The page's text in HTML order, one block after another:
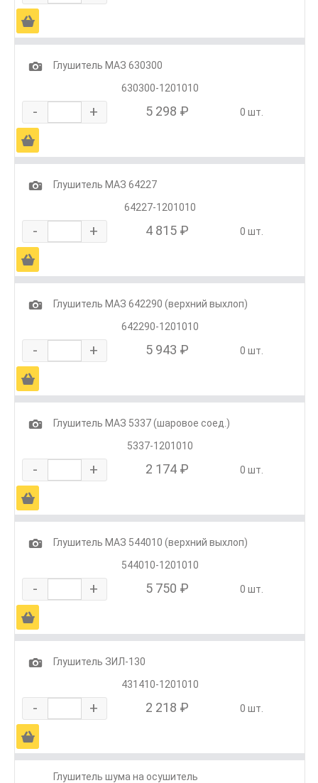
Ä
1
Глушитель МАЗ 630300
630300-1201010
- + 5 298 ₽ 0 шт.
Ä
1
Глушитель МАЗ 64227
64227-1201010
- + 4 815 ₽ 0 шт.
Ä
1
Глушитель МАЗ 642290 (верхний выхлоп)
642290-1201010
- + 5 943 ₽ 0 шт.
Ä
1
Глушитель МАЗ 5337 (шаровое соед.)
5337-1201010
- + 2 174 ₽ 0 шт.
Ä
1
Глушитель МАЗ 544010 (верхний выхлоп)
544010-1201010
- + 5 750 ₽ 0 шт.
Ä
1
Глушитель ЗИЛ-130
431410-1201010
- + 2 218 ₽ 0 шт.
Ä
Глушитель шума на осушитель